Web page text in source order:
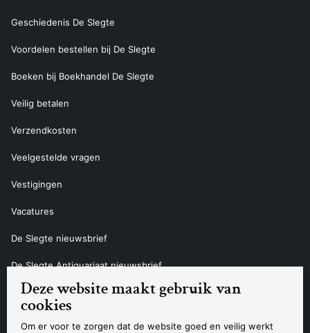
Deze website maakt gebruik van
cookies
Om er voor te zorgen dat de website goed en veilig werkt
Geschiedenis De Slegte
Voordelen bestellen bij De Slegte
Boeken bij Boekhandel De Slegte
Veilig betalen
Verzendkosten
Veelgestelde vragen
Vestigingen
Vacatures
De Slegte nieuwsbrief
De Slegte Antiquariaat nieuwsbrief
Contact